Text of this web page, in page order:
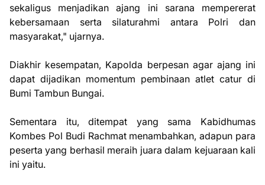
sekaligus menjadikan ajang ini sarana mempererat
kebersamaan serta silaturahmi antara Polri dan
masyarakat," ujarnya.
Diakhir kesempatan, Kapolda berpesan agar ajang ini
dapat dijadikan momentum pembinaan atlet catur di
Bumi Tambun Bungai.
Sementara itu, ditempat yang sama Kabidhumas
Kombes Pol Budi Rachmat menambahkan, adapun para
peserta yang berhasil meraih juara dalam kejuaraan kali
ini yaitu.